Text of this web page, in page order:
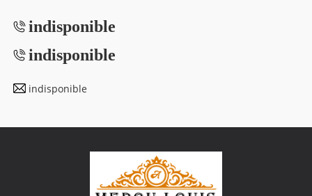
indisponible
indisponible
indisponible